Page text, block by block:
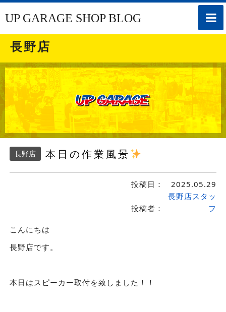
toggle
UP GARAGE SHOP BLOG
長野店
長野店 本日の作業風景
投稿日： 2025.05.29
投稿者：
長野店スタッ
フ
こんにちは
長野店です。
本日はスピーカー取付を致しました！！